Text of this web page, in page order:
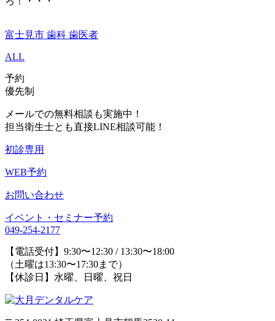
富士見市 歯科 歯医者
ALL
予約
優先制
メールでの無料相談も実施中！
担当衛生士とも直接LINE相談可能！
初診専用
WEB予約
お問い合わせ
イベント・セミナー予約
049-254-2177
【電話受付】9:30〜12:30 / 13:30〜18:00
（土曜は13:30〜17:30まで）
【休診日】水曜、日曜、祝日